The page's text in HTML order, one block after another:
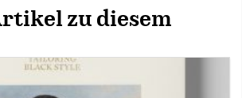
zu diesem